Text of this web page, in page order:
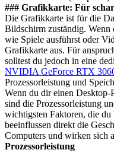
### Grafikkarte: Für
Die Grafikkarte ist für die
Bildschirm zuständig.
wie Spiele ausführst oder
Grafikkarte aus. Für
solltest du jedoch in eine
NVIDIA GeForce RTX
Prozessorleistung und
Wenn du dir einen
sind die Prozessorleistung
wichtigsten Faktoren, die
beeinflussen direkt die
Computers und wirken sich
Prozessorleistung